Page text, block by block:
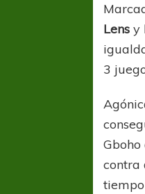
Lens y
3
contra
FÚTBOL FEMENINO